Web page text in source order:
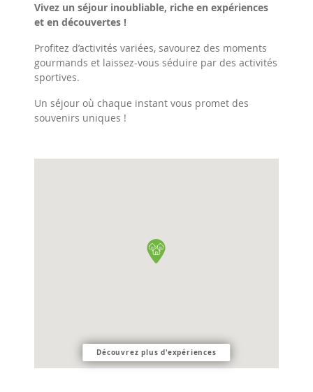
Vivez un séjour inoubliable, riche en expériences
et en découvertes !
Profitez d’activités variées, savourez des moments
gourmands et laissez-vous séduire par des activités
sportives.
Un séjour où chaque instant vous promet des
souvenirs uniques !
Découvrez plus d'expériences